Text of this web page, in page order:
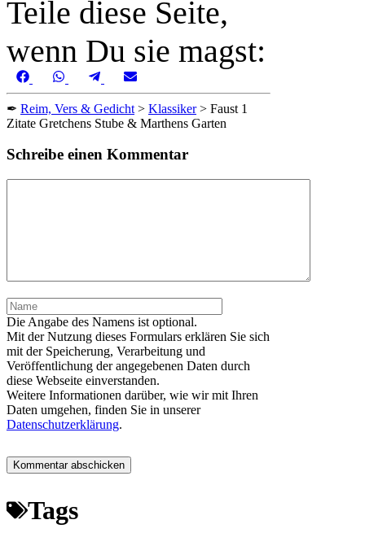
Teile diese Seite,
wenn Du sie magst:
Share
on
FacebookShare
on
WhatsAppShare
on
TelegramShare
on
✒ Reim, Vers & Gedicht > Klassiker> Faust 1
Zitate Gretchens Stube & Marthens Garten
Schreibe einen Kommentar
Name
Die Angabe des Namens ist optional.
Mit der Nutzung dieses Formulars erklären Sie sich
mit der Speicherung, Verarbeitung und
Veröffentlichung der angegebenen Daten durch
diese Webseite einverstanden.
Weitere Informationen darüber, wie wir mit Ihren
Daten umgehen, finden Sie in unserer
Datenschutzerklärung.
Tags